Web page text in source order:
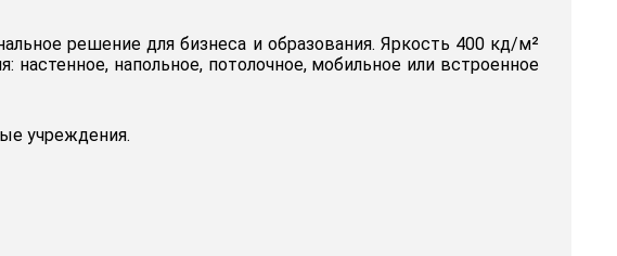
решение для бизнеса и образования. Яркость 400 кд/м²
напольное, потолочное, мобильное или встроенное
учреждения.